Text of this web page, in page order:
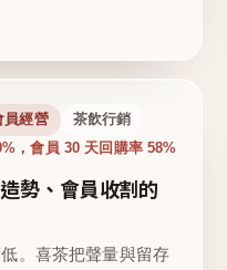
員經營 茶飲行銷
，會員 30 天回購率 58%
勢、會員收割的
。喜茶把聲量與留存